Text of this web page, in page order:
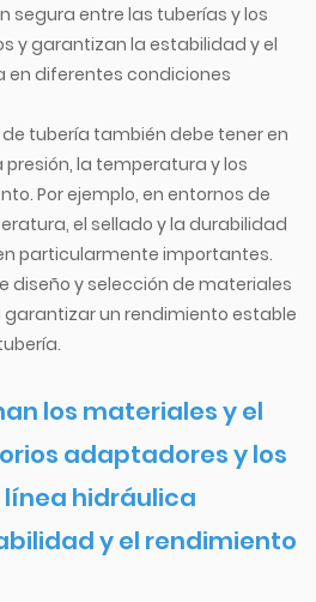
segura entre las tuberías y los
y garantizan la estabilidad y el
en diferentes condiciones
tubería también debe tener en
la temperatura y los
Por ejemplo, en entornos de
el sellado y la durabilidad
particularmente importantes.
diseño y selección de materiales
un rendimiento estable
los materiales y el
adaptadoresy los
hidráulica
y el rendimiento